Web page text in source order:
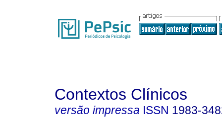
Contextos Clínicos
versão impressa ISSN 1983-